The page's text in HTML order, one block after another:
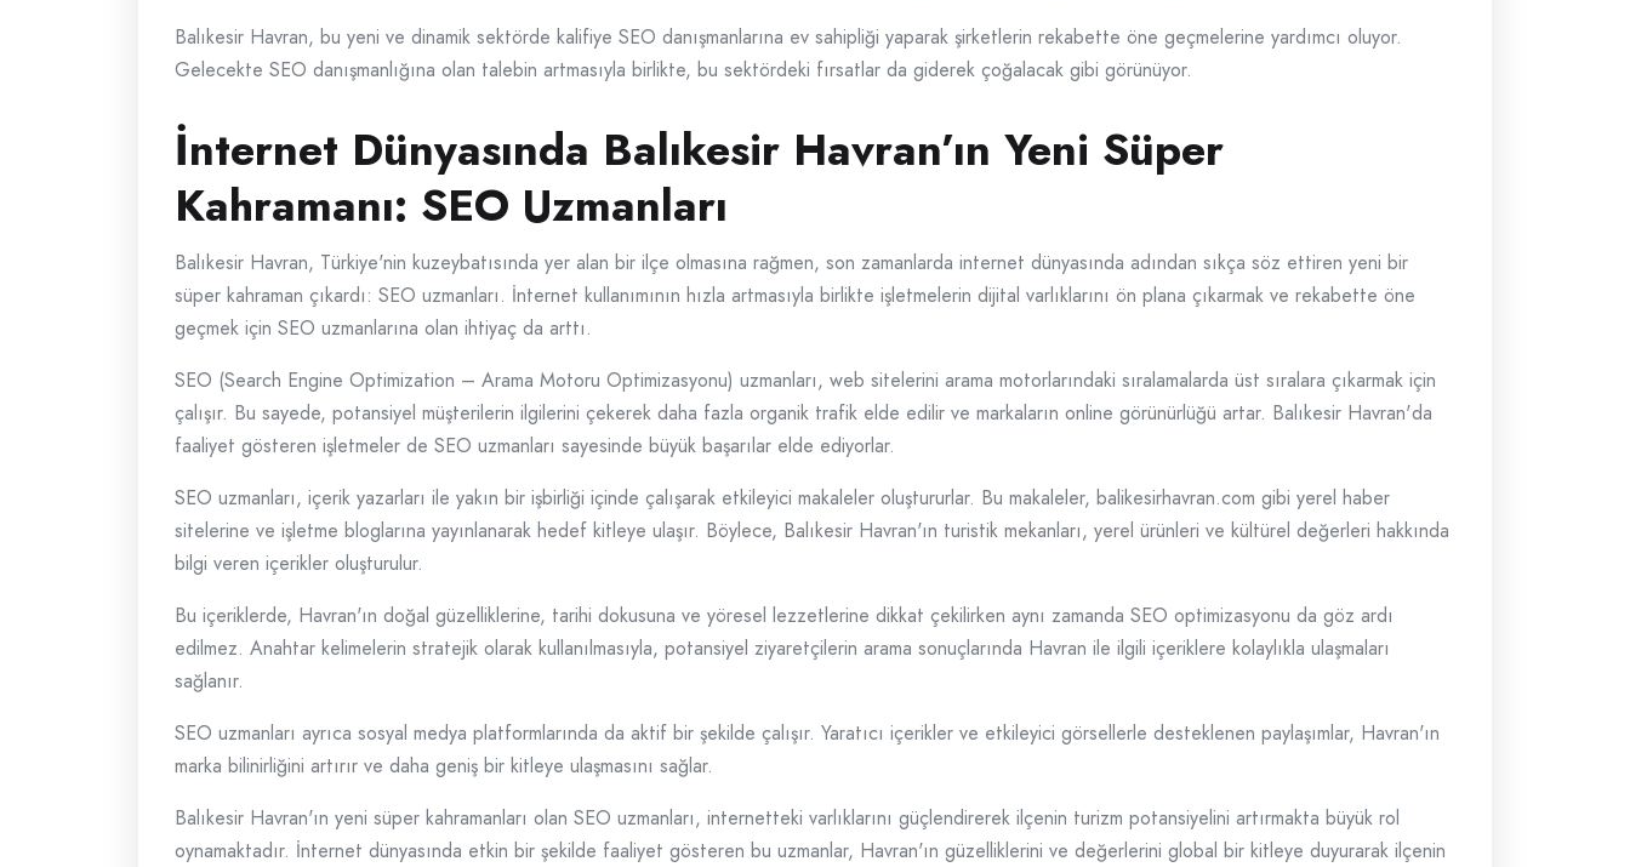
Balıkesir Havran, bu yeni ve dinamik sektörde kalifiye SEO danışmanlarına ev sahipliği yaparak şirketlerin rekabette öne geçmelerine yardımcı oluyor.
Gelecekte SEO danışmanlığına olan talebin artmasıyla birlikte, bu sektördeki fırsatlar da giderek çoğalacak gibi görünüyor.
İnternet Dünyasında Balıkesir Havran’ın Yeni Süper
Kahramanı: SEO Uzmanları
Balıkesir Havran, Türkiye'nin kuzeybatısında yer alan bir ilçe olmasına rağmen, son zamanlarda internet dünyasında adından sıkça söz ettiren yeni bir
süper kahraman çıkardı: SEO uzmanları. İnternet kullanımının hızla artmasıyla birlikte işletmelerin dijital varlıklarını ön plana çıkarmak ve rekabette öne
geçmek için SEO uzmanlarına olan ihtiyaç da arttı.
SEO (Search Engine Optimization – Arama Motoru Optimizasyonu) uzmanları, web sitelerini arama motorlarındaki sıralamalarda üst sıralara çıkarmak için
çalışır. Bu sayede, potansiyel müşterilerin ilgilerini çekerek daha fazla organik trafik elde edilir ve markaların online görünürlüğü artar. Balıkesir Havran'da
faaliyet gösteren işletmeler de SEO uzmanları sayesinde büyük başarılar elde ediyorlar.
SEO uzmanları, içerik yazarları ile yakın bir işbirliği içinde çalışarak etkileyici makaleler oluştururlar. Bu makaleler, balikesirhavran.com gibi yerel haber
sitelerine ve işletme bloglarına yayınlanarak hedef kitleye ulaşır. Böylece, Balıkesir Havran'ın turistik mekanları, yerel ürünleri ve kültürel değerleri hakkında
bilgi veren içerikler oluşturulur.
Bu içeriklerde, Havran'ın doğal güzelliklerine, tarihi dokusuna ve yöresel lezzetlerine dikkat çekilirken aynı zamanda SEO optimizasyonu da göz ardı
edilmez. Anahtar kelimelerin stratejik olarak kullanılmasıyla, potansiyel ziyaretçilerin arama sonuçlarında Havran ile ilgili içeriklere kolaylıkla ulaşmaları
sağlanır.
SEO uzmanları ayrıca sosyal medya platformlarında da aktif bir şekilde çalışır. Yaratıcı içerikler ve etkileyici görsellerle desteklenen paylaşımlar, Havran'ın
marka bilinirliğini artırır ve daha geniş bir kitleye ulaşmasını sağlar.
Balıkesir Havran'ın yeni süper kahramanları olan SEO uzmanları, internetteki varlıklarını güçlendirerek ilçenin turizm potansiyelini artırmakta büyük rol
oynamaktadır. İnternet dünyasında etkin bir şekilde faaliyet gösteren bu uzmanlar, Havran'ın güzelliklerini ve değerlerini global bir kitleye duyurarak ilçenin